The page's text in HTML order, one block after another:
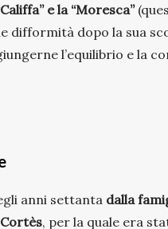
e la “Moresca”
difformità dopo la sua
l’equilibrio e la
anni settanta dalla
Cortès, per la quale era